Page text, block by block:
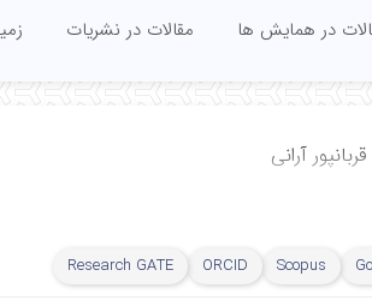
در همایش ها مقالات در نشریات
آرانی
Scopus
ORCID
Research GATE